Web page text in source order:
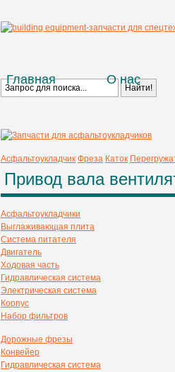
Главная О нас
Асфальтоукладчик Фреза Каток
Привод вала
Асфальтоукладчики
Выглаживающая плита
Система питателя
Двигатель
Ходовая часть
Гидравлическая система
Электрическая система
Корпус
Набор фильтров
Дорожные фрезы
Конвейер
Гидравлическая система